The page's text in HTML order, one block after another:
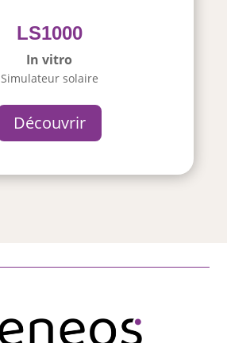
LS1000
In vitro
Simulateur solaire
Découvrir